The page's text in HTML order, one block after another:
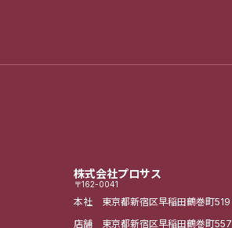
株式会社プロサス
〒162-0041
本社 東京都新宿区早稲田鶴巻町519
店舗 東京都新宿区早稲田鶴巻町557